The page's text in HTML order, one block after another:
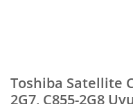
Toshiba Satellite
2G7, C855-2G8